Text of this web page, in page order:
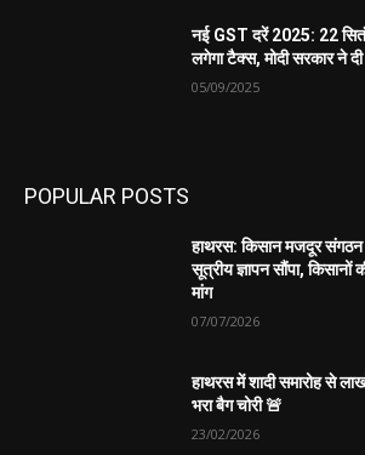
नई GST दरें 2025: 22
लगेगा टैक्स, मोदी सरकार ने
05/09/2025
POPULAR POSTS
हाथरस: किसान मजदूर
सूत्रीय ज्ञापन सौंपा,
मांग
07/07/2026
हाथरस में शादी समारोह से
भरा बैग चोरी 🚨
23/02/2026